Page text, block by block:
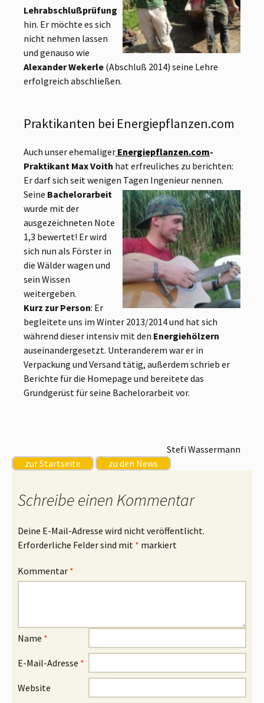
Lehrabschlußprüfung
hin. Er möchte es sich
nicht nehmen lassen
und genauso wie
Alexander Wekerle (Abschluß 2014) seine Lehre
erfolgreich abschließen.
Praktikanten bei Energiepflanzen.com
Auch unser ehemaliger Energiepflanzen.com-
Praktikant Max Voith hat erfreuliches zu berichten:
Er darf sich seit wenigen Tagen Ingenieur nennen.
Seine Bachelorarbeit
wurde mit der
ausgezeichneten Note
1,3 bewertet! Er wird
sich nun als Förster in
die Wälder wagen und
sein Wissen
weitergeben.
Kurz zur Person: Er
begleitete uns im Winter 2013/2014 und hat sich
während dieser intensiv mit den Energiehölzern
auseinandergesetzt. Unteranderem war er in
Verpackung und Versand tätig, außerdem schrieb er
Berichte für die Homepage und bereitete das
Grundgerüst für seine Bachelorarbeit vor.
Stefi Wassermann
zur Startseite
zu den News
Schreibe einen Kommentar
Deine E-Mail-Adresse wird nicht veröffentlicht.
Erforderliche Felder sind mit * markiert
Kommentar *
Name *
E-Mail-Adresse *
Website